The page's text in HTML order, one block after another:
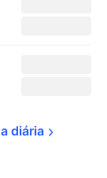
diária